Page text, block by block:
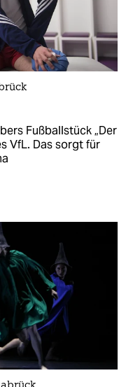
Fußballstück „Der
VfL. Das sorgt für